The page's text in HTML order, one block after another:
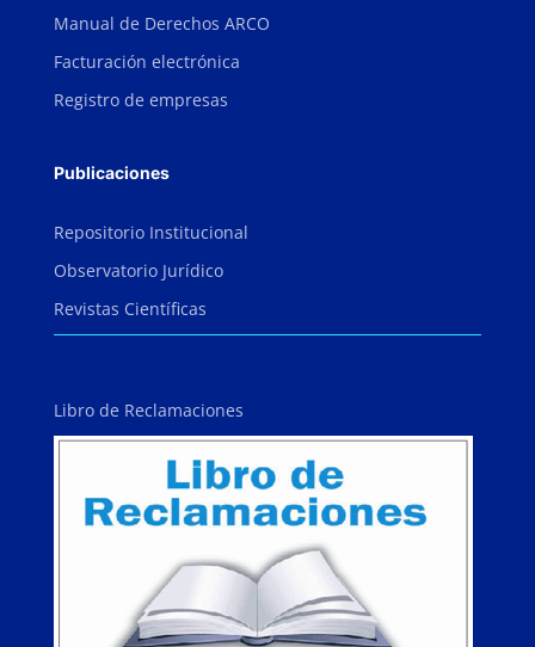
Manual de Derechos ARCO
Facturación electrónica
Registro de empresas
Publicaciones
Repositorio Institucional
Observatorio Jurídico
Revistas Científicas
Libro de Reclamaciones